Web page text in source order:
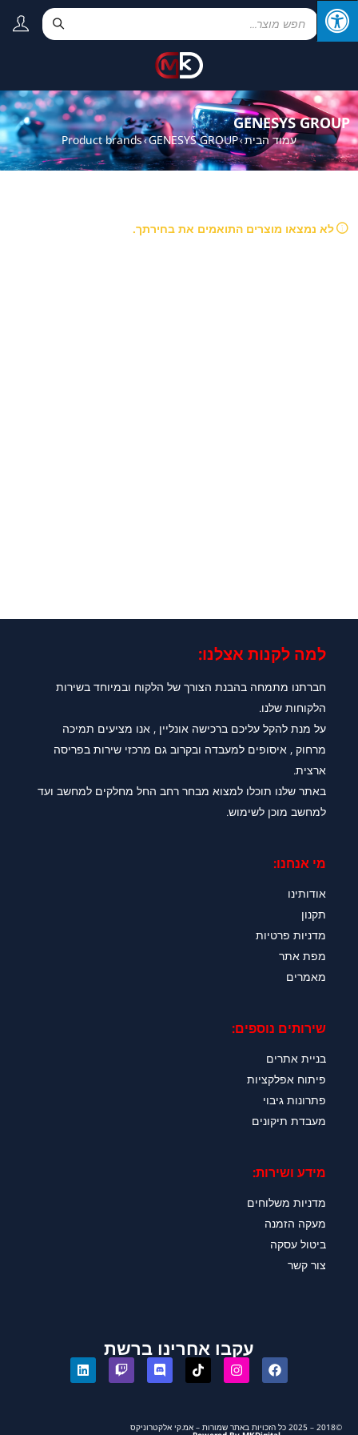
GENESYS GROUP
עמוד הבית›
Product brands›GENESYS GROUP
לא נמצאו מוצרים התואמים את בחירתך.
למה לקנות אצלנו:​
חברתנו מתמחה בהבנת הצורך של הלקוח ובמיוחד בשירות
הלקוחות שלנו.
על מנת להקל עליכם ברכישה אונליין , אנו מציעים תמיכה
מרחוק , איסופים למעבדה ובקרוב גם מרכזי שירות בפריסה
ארצית.
באתר שלנו תוכלו למצוא מבחר רחב החל מחלקים למחשב ועד
למחשב מוכן לשימוש.
מי אנחנו:
אודותינו
תקנון
מדניות פרטיות
מפת אתר
מאמרים
שירותים נוספים:
בניית אתרים
פיתוח אפלקציות
פתרונות גיבוי
מעבדת תיקונים
מידע ושירות:
מדניות משלוחים
מעקה הזמנה
ביטול עסקה
צור קשר
עקבו אחרינו ברשת
©2018 – 2025 כל הזכויות באתר שמורות – אמ.קי אלקטרוניקס